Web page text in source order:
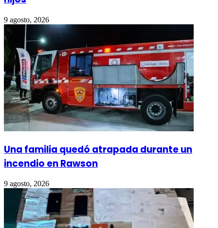
9 agosto, 2026
Una familia quedó atrapada durante un
incendio en Rawson
9 agosto, 2026